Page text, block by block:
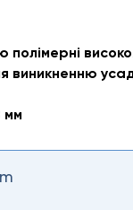
виникненню
мм